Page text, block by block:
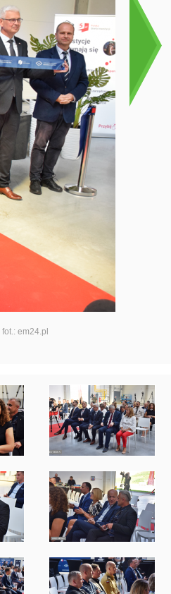
fot.: em24.pl